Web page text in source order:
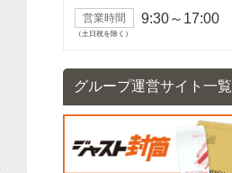
営業時間 9:30～17:00
（土日祝を除く）
グループ運営サイト一覧